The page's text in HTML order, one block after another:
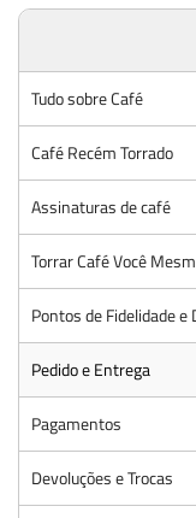
Tudo sobre Café
Café Recém Torrado
Assinaturas de café
Torrar Café Você
Pontos de Fidelidade e
Pedido e Entrega
Pagamentos
Devoluções e Trocas